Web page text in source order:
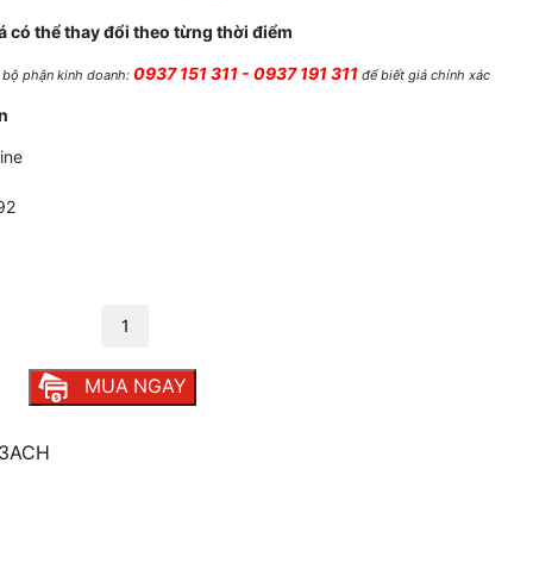
có thể thay đổi theo từng thời điểm
phận kinh doanh: 0937 151 311 - 0937 191 311 để biết giá chính xác
MUA NGAY